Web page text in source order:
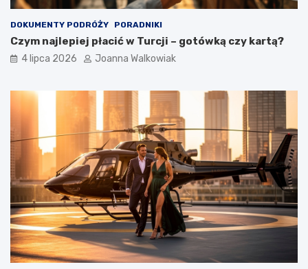
DOKUMENTY PODRÓŻY PORADNIKI
Czym najlepiej płacić w Turcji – gotówką czy kartą?
4 lipca 2026 Joanna Walkowiak